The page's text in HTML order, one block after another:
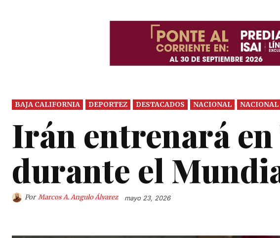
BAJA CALIFORNIA DEPORTEZ DESTACADOS NACIONAL NACIONAL
Irán entrenará
durante el
Por Marcos A. Angulo Álvarez mayo 23, 2026